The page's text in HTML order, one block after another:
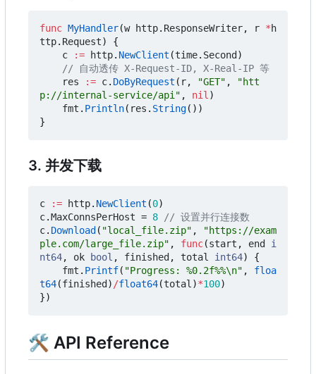
func MyHandler(w http. ResponseWriter, r *h
ttp. Request)
{
c
:= http. NewClient (time. Second )
// 自动透传 X-Request-ID, X-Real-IP 等
res
:= c. DoByRequest ( r, "GET" ,
"htt
p://internal-service/api" , nil)
fmt . Println( res . String())
}
3. 并发下载
c := http. NewClient (0)
c.MaxConnsPerHost = 8 // 设置并行连接数
c. Download ( "local_file.zip" ,
"https://exam
ple.com/large_file.zip" , func(start , end
i
nt64, ok bool , finished , total int64)
{
fmt . Printf( "Progress: %0.2f%%\n" ,
floa
t64(finished )/float64(total)*100)
})
🛠 API Reference